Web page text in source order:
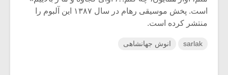
است. پخش موسیقی رهام در سال ۱۳۸۷ این آلبوم را
منتشر کرده است.
sarlak انوش جهانشاهی